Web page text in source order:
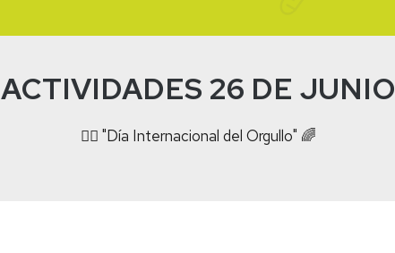
ACTIVIDADES 26 DE JUNIO
🏳️‍🌈 "Día Internacional del Orgullo" 🌈